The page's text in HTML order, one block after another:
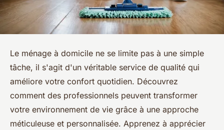
Le ménage à domicile ne se limite pas à une simple
tâche, il s'agit d'un véritable service de qualité qui
améliore votre confort quotidien. Découvrez
comment des professionnels peuvent transformer
votre environnement de vie grâce à une approche
méticuleuse et personnalisée. Apprenez à apprécier